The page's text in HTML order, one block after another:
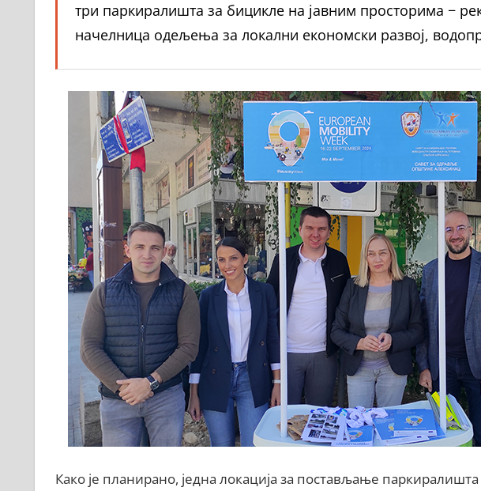
три паркиралишта за бицикле на јавним просторима −
начелница одељења за локални економски развој,
Како је планирано, једна локација за постављање